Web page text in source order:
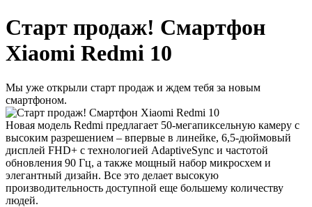
Старт продаж! Смартфон
Xiaomi Redmi 10
Мы уже открыли старт продаж и ждем тебя за новым
смартфоном.
Новая модель Redmi предлагает 50-мегапиксельную камеру с
высоким разрешением – впервые в линейке, 6,5-дюймовый
дисплей FHD+ с технологией AdaptiveSync и частотой
обновления 90 Гц, а также мощный набор микросхем и
элегантный дизайн. Все это делает высокую
производительность доступной еще большему количеству
людей.